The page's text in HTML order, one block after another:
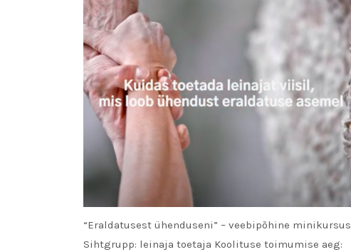
“Eraldatusest ühenduseni” – veebipõhine minikursus
Sihtgrupp: leinaja toetaja Koolituse toimumise aeg: